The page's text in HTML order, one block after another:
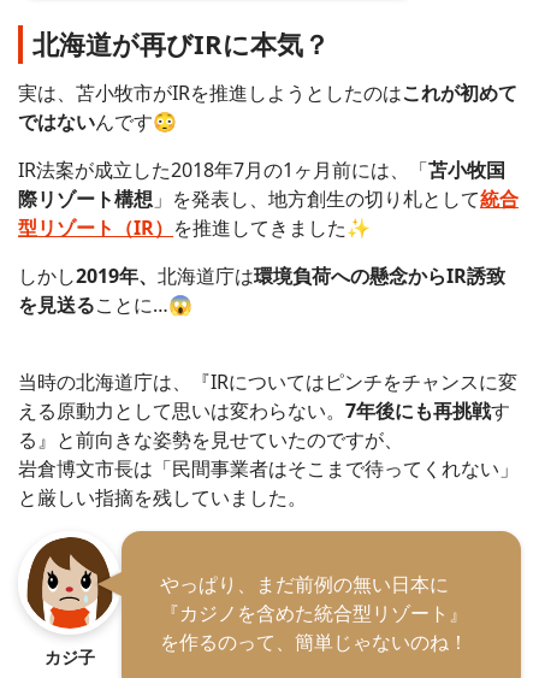
北海道が再びIRに本気？
実は、苫小牧市がIRを推進しようとしたのはこれが初めて
ではないんです😳
IR法案が成立した2018年7月の1ヶ月前には、「苫小牧国
際リゾート構想 」を発表し、地方創生の切り札として統合
型リゾート（IR） を推進してきました✨
しかし2019年、 北海道庁は環境負荷への懸念からIR誘致
を見送ることに…😱
当時の北海道庁は、『IRについてはピンチをチャンスに変
える原動力として思いは変わらない。 7年後にも再挑戦す
る』と前向きな姿勢を見せていたのですが、
岩倉博文市長は「民間事業者はそこまで待ってくれない」
と厳しい指摘を残していました。
カジ子
やっぱり、まだ前例の無い日本に
『カジノを含めた統合型リゾート』
を作るのって、簡単じゃないのね！